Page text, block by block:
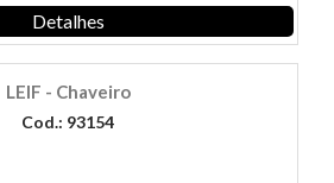
Detalhes
LEIF - Chaveiro
Cod.: 93154